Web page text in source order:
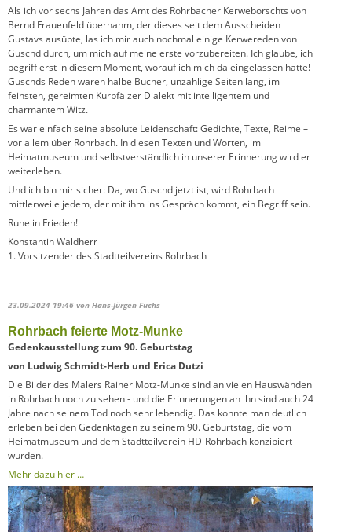
Als ich vor sechs Jahren das Amt des Rohrbacher Kerweborschts von
Bernd Frauenfeld übernahm, der dieses seit dem Ausscheiden
Gustavs ausübte, las ich mir auch nochmal einige Kerwereden von
Guschd durch, um mich auf meine erste vorzubereiten. Ich glaube, ich
begriff erst in diesem Moment, worauf ich mich da eingelassen hatte!
Guschds Reden waren halbe Bücher, unzählige Seiten lang, im
feinsten, gereimten Kurpfälzer Dialekt mit intelligentem und
charmantem Witz.
Es war einfach seine absolute Leidenschaft: Gedichte, Texte, Reime –
vor allem über Rohrbach. In diesen Texten und Worten, im
Heimatmuseum und selbstverständlich in unserer Erinnerung wird er
weiterleben.
Und ich bin mir sicher: Da, wo Guschd jetzt ist, wird Rohrbach
mittlerweile jedem, der mit ihm ins Gespräch kommt, ein Begriff sein.
Ruhe in Frieden!
Konstantin Waldherr
1. Vorsitzender des Stadtteilvereins Rohrbach
23.09.2024 19:46 von Hans-Jürgen Fuchs
Rohrbach feierte Motz-Munke
Gedenkausstellung zum 90. Geburtstag
von Ludwig Schmidt-Herb und Erica Dutzi
Die Bilder des Malers Rainer Motz-Munke sind an vielen Hauswänden
in Rohrbach noch zu sehen - und die Erinnerungen an ihn sind auch 24
Jahre nach seinem Tod noch sehr lebendig. Das konnte man deutlich
erleben bei den Gedenktagen zu seinem 90. Geburtstag, die vom
Heimatmuseum und dem Stadtteilverein HD-Rohrbach konzipiert
wurden.
Mehr dazu hier …